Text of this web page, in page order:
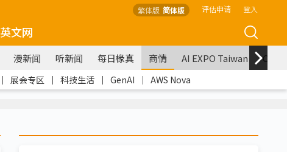
繁体版 简体版 评估申请 登入
英文网
漫新闻 听新闻 每日椽真 商情 AI EXPO Taiwan
｜ 展会专区 ｜ 科技生活 ｜ GenAI ｜ AWS Nova